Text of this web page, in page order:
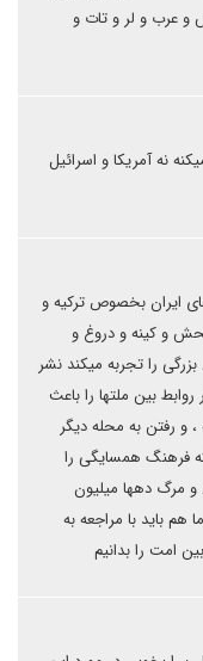
و عرب و لر و تات و
نه آمریکا و اسرائیل
ایران بخصوص ترکیه و
و کینه و دروغ و
را تجربه میکند نشر
بین ملتها را باعث
و رفتن به محله دیگر
فرهنگ همسایگی را
و مرگ دهها میلیون
هم باید با مراجعه به
امت را بدانیم